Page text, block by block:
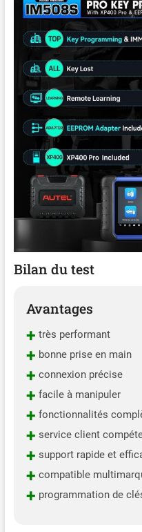
techniciens
IMMO qui vous
Bidirectionnel Niveau
Système】Autel
diagnostic que
contrôle
commandes aux
réponse actionneur,
Également en
effectuer codes
direct dans texte et
données, tests
ABS, Airbag,
question, veuillez
Comme Autel
MX808,
services pour
Headlamp, Turbo,
Calibration, IMMO
spéciales disponibles
Veuillez nous joindre
📢📢【2026
uite + Autel Cloud
ajouté plus de
praticabilité: (Valeur
espace infini pour
diagnostic.
Bilan du test
Avantages
+ très performant
+ bonne prise en main
+ connexion précise
+ facile à manipuler
+ fonctionnalités
+ service client
+ support rapide et
+ compatible
+ programmation de